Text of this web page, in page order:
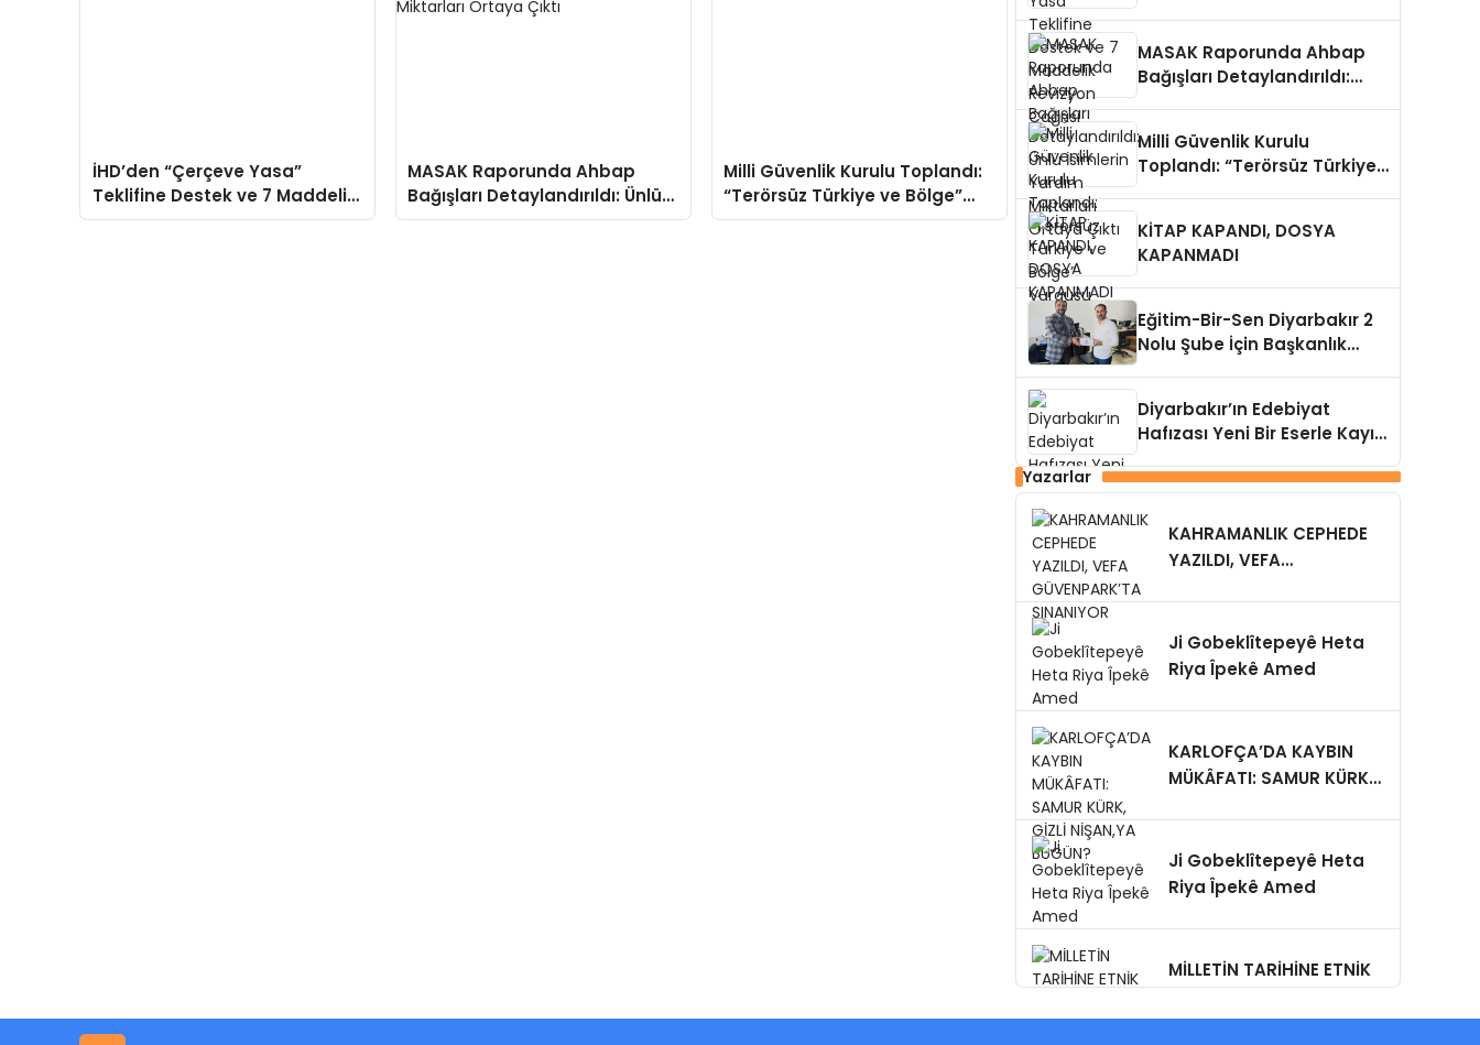
İHD’den “Çerçeve Yasa”
Teklifine Destek ve 7 Maddelik
Revizyon Çağrısı
MASAK Raporunda Ahbap
Bağışları Detaylandırıldı: Ünlü
İsimlerin Yardım Miktarları
Milli Güvenlik Kurulu Toplandı:
“Terörsüz Türkiye ve Bölge”
Vurgusu
MASAK Raporunda Ahbap
Bağışları Detaylandırıldı:
Milli Güvenlik Kurulu
Toplandı: “Terörsüz Türkiye
KİTAP KAPANDI, DOSYA
KAPANMADI
Eğitim-Bir-Sen Diyarbakır 2
Nolu Şube İçin Başkanlık
Diyarbakır’ın Edebiyat
Hafızası Yeni Bir Eserle Kayıt
Yazarlar
KAHRAMANLIK CEPHEDE
YAZILDI, VEFA
Ji Gobeklîtepeyê Heta
Riya Îpekê Amed
KARLOFÇA’DA KAYBIN
MÜKÂFATI: SAMUR KÜRK,
Ji Gobeklîtepeyê Heta
Riya Îpekê Amed
MİLLETİN TARİHİNE ETNİK
KALKMAYIN!